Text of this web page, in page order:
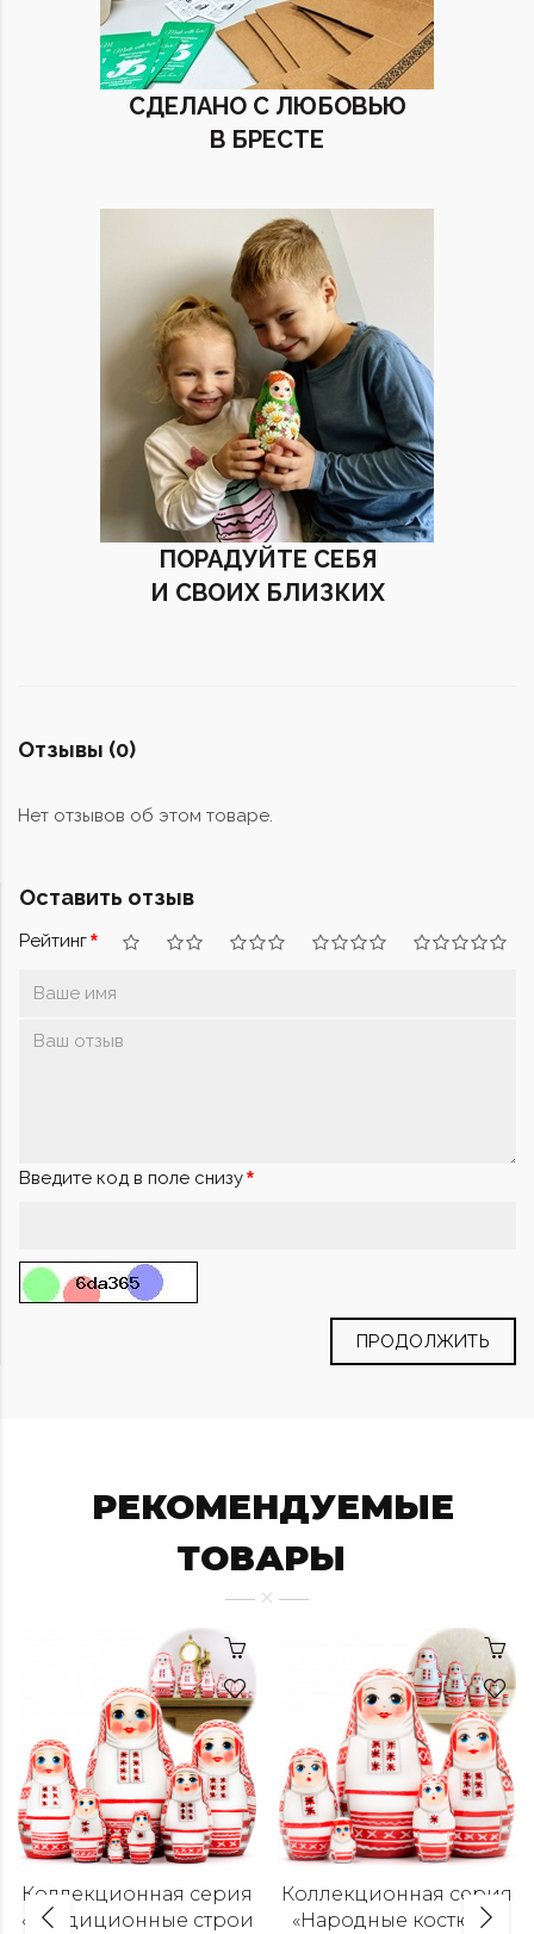
СДЕЛАНО С ЛЮБОВЬЮ
В БРЕСТЕ
ПОРАДУЙТЕ СЕБЯ
И СВОИХ БЛИЗКИХ
Отзывы (0)
Нет отзывов об этом товаре.
Оставить отзыв
Рейтинг
Введите код в поле снизу
ПРОДОЛЖИТЬ
РЕКОМЕНДУЕМЫЕ
ТОВАРЫ
Коллекционная серия
«Традиционные строи
Коллекционная серия
«Народные костюмы